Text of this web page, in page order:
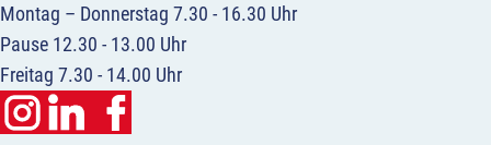
Montag – Donnerstag 7.30 - 16.30 Uhr
Pause 12.30 - 13.00 Uhr
Freitag 7.30 - 14.00 Uhr